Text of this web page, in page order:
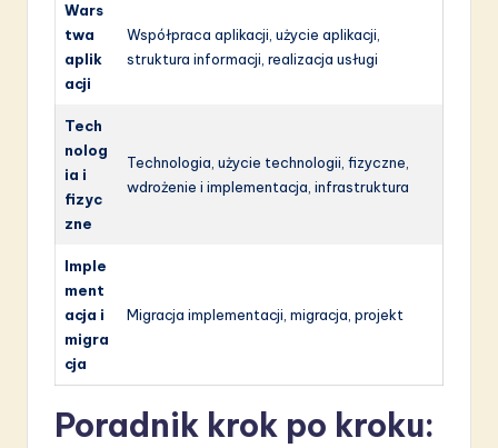
Wars
twa
aplik
acji
Współpraca aplikacji, użycie aplikacji,
struktura informacji, realizacja usługi
Tech
nolog
ia i
fizyc
zne
Technologia, użycie technologii, fizyczne,
wdrożenie i implementacja, infrastruktura
Imple
ment
acja i
migra
cja
Migracja implementacji, migracja, projekt
Poradnik krok po kroku: